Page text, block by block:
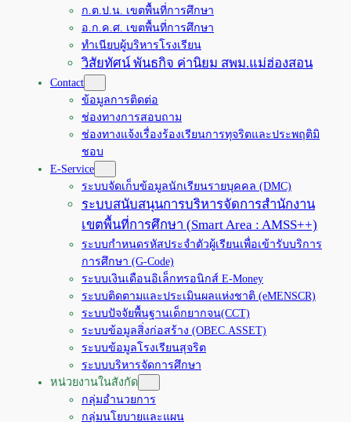
ก.ต.ป.น. เขตพื้นที่การศึกษา
อ.ก.ค.ศ. เขตพื้นที่การศึกษา
ทำเนียบผู้บริหารโรงเรียน
วิสัยทัศน์ พันธกิจ ค่านิยม สพม.แม่ฮ่องสอน
Contact
ข้อมูลการติดต่อ
ช่องทางการสอบถาม
ช่องทางแจ้งเรื่องร้องเรียนการทุจริตและประพฤติมิ
ชอบ
E-Service
ระบบจัดเก็บข้อมูลนักเรียนรายบุคคล (DMC)
ระบบสนับสนุนการบริหารจัดการสำนักงาน
เขตพื้นที่การศึกษา (Smart Area : AMSS++)
ระบบกำหนดรหัสประจำตัวผู้เรียนเพื่อเข้ารับบริการ
การศึกษา (G-Code)
ระบบเงินเดือนอิเล็กทรอนิกส์ E-Money
ระบบติดตามและประเมินผลแห่งชาติ (eMENSCR)
ระบบปัจจัยพื้นฐานเด็กยากจน(CCT)
ระบบข้อมูลสิ่งก่อสร้าง (OBEC.ASSET)
ระบบข้อมูลโรงเรียนสุจริต
ระบบบริหารจัดการศึกษา
หน่วยงานในสังกัด
กลุ่มอำนวยการ
กลุ่มนโยบายและแผน